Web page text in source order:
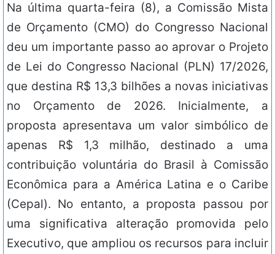
Na última quarta-feira (8), a Comissão Mista
de Orçamento (CMO) do Congresso Nacional
deu um importante passo ao aprovar o Projeto
de Lei do Congresso Nacional (PLN) 17/2026,
que destina R$ 13,3 bilhões a novas iniciativas
no Orçamento de 2026. Inicialmente, a
proposta apresentava um valor simbólico de
apenas R$ 1,3 milhão, destinado a uma
contribuição voluntária do Brasil à Comissão
Econômica para a América Latina e o Caribe
(Cepal). No entanto, a proposta passou por
uma significativa alteração promovida pelo
Executivo, que ampliou os recursos para incluir